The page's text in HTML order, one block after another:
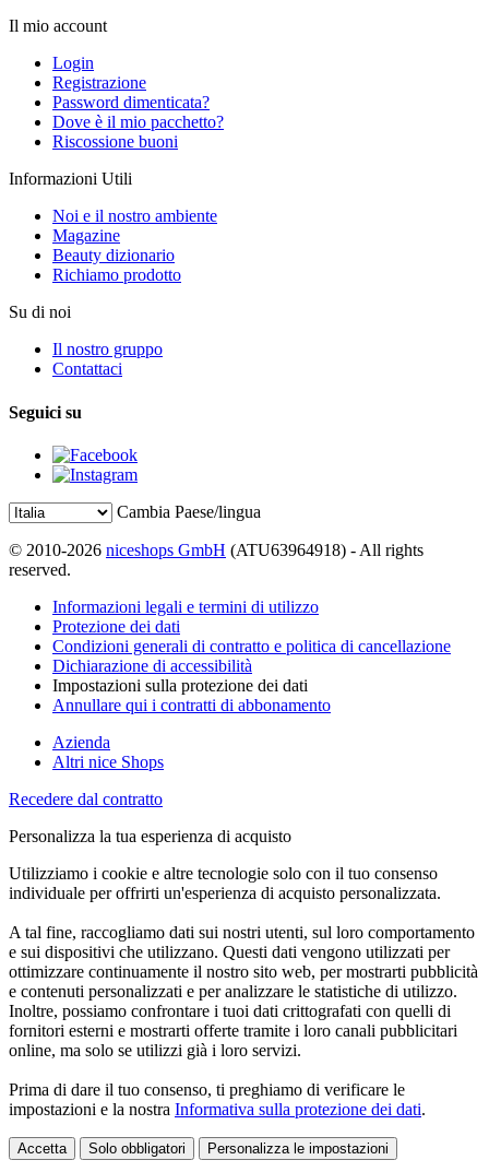
Il mio account
Login
Registrazione
Password dimenticata?
Dove è il mio pacchetto?
Riscossione buoni
Informazioni Utili
Noi e il nostro ambiente
Magazine
Beauty dizionario
Richiamo prodotto
Su di noi
Il nostro gruppo
Contattaci
Seguici su
Cambia Paese/lingua
© 2010-2026 niceshops GmbH (ATU63964918) - All rights
reserved.
Informazioni legali e termini di utilizzo
Protezione dei dati
Condizioni generali di contratto e politica di cancellazione
Dichiarazione di accessibilità
Impostazioni sulla protezione dei dati
Annullare qui i contratti di abbonamento
Azienda
Altri nice Shops
Recedere dal contratto
Personalizza la tua esperienza di acquisto
Utilizziamo i cookie e altre tecnologie solo con il tuo consenso
individuale per offrirti un'esperienza di acquisto personalizzata.
A tal fine, raccogliamo dati sui nostri utenti, sul loro comportamento
e sui dispositivi che utilizzano. Questi dati vengono utilizzati per
ottimizzare continuamente il nostro sito web, per mostrarti pubblicità
e contenuti personalizzati e per analizzare le statistiche di utilizzo.
Inoltre, possiamo confrontare i tuoi dati crittografati con quelli di
fornitori esterni e mostrarti offerte tramite i loro canali pubblicitari
online, ma solo se utilizzi già i loro servizi.
Prima di dare il tuo consenso, ti preghiamo di verificare le
impostazioni e la nostra Informativa sulla protezione dei dati.
Accetta Solo obbligatori Personalizza le impostazioni